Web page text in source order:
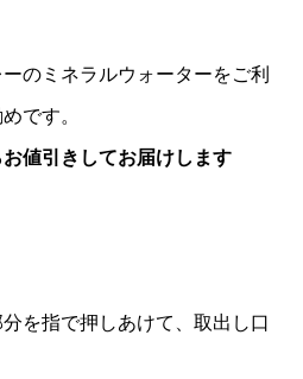
のミネラルウォーターをご利
です。
お値引きしてお届けします
を指で押しあけて、取出し口